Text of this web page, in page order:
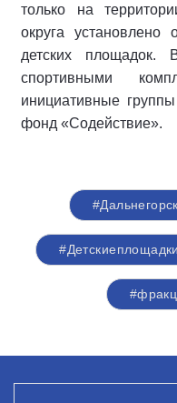
только на
округа
детских
спортивными
инициативные
фонд «Содействие».
#Дальнегорск
#Детскиеплощадки